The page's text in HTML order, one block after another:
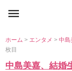
ホーム> エンタメ>中島
枚目
中島美嘉、結婚